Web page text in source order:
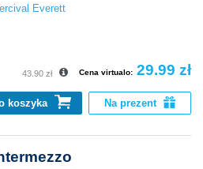
Everett
Cena virtualo: 29.99 zł
43.90 zł
koszyka Na prezent